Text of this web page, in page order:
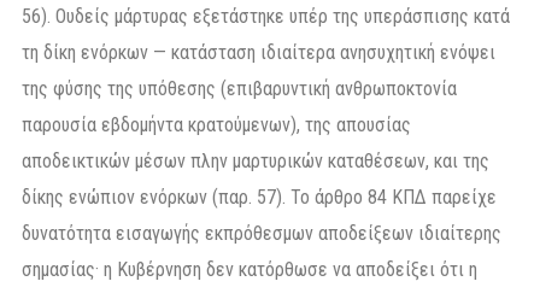
56). Ουδείς μάρτυρας εξετάστηκε υπέρ της υπεράσπισης κατά
τη δίκη ενόρκων — κατάσταση ιδιαίτερα ανησυχητική ενόψει
της φύσης της υπόθεσης (επιβαρυντική ανθρωποκτονία
παρουσία εβδομήντα κρατούμενων), της απουσίας
αποδεικτικών μέσων πλην μαρτυρικών καταθέσεων, και της
δίκης ενώπιον ενόρκων (παρ. 57). Το άρθρο 84 ΚΠΔ παρείχε
δυνατότητα εισαγωγής εκπρόθεσμων αποδείξεων ιδιαίτερης
σημασίας· η Κυβέρνηση δεν κατόρθωσε να αποδείξει ότι η